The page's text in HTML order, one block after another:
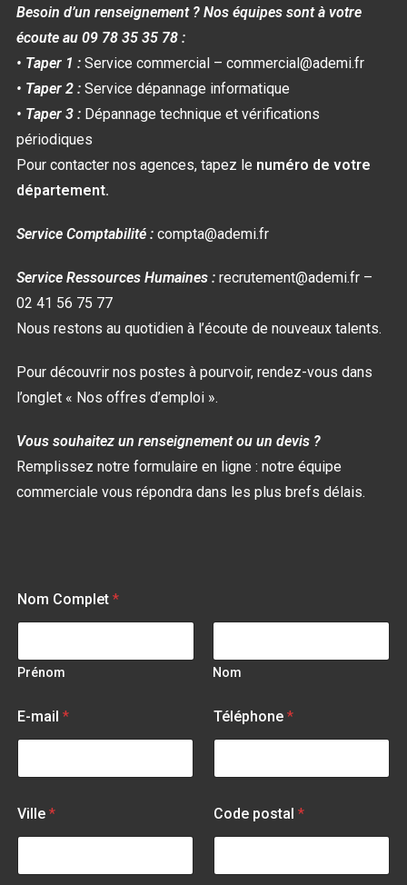
Besoin d’un renseignement ? Nos équipes sont à votre
écoute au 09 78 35 35 78 :
• Taper 1 : Service commercial – commercial@ademi.fr
• Taper 2 :Service dépannage informatique
• Taper 3 :Dépannage technique et vérifications
périodiques
Pour contacter nos agences, tapez le numéro de votre
département.
Service Comptabilité : compta@ademi.fr
Service Ressources Humaines : recrutement@ademi.fr –
02 41 56 75 77
Nous restons au quotidien à l’écoute de nouveaux talents.
Pour découvrir nos postes à pourvoir, rendez-vous dans
l’onglet « Nos offres d’emploi ».
Vous souhaitez un renseignement ou un devis ?
Remplissez notre formulaire en ligne : notre équipe
commerciale vous répondra dans les plus brefs délais.
Nom Complet *
Prénom Nom
E-mail * Téléphone *
Ville * Code postal *